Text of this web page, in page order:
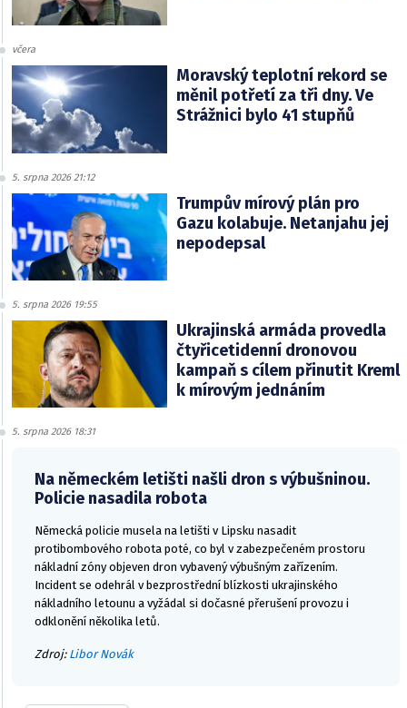
včera
Moravský teplotní rekord se
měnil potřetí za tři dny. Ve
Strážnici bylo 41 stupňů
5. srpna 2026 21:12
Trumpův mírový plán pro
Gazu kolabuje. Netanjahu jej
nepodepsal
5. srpna 2026 19:55
Ukrajinská armáda provedla
čtyřicetidenní dronovou
kampaň s cílem přinutit Kreml
k mírovým jednáním
5. srpna 2026 18:31
Na německém letišti našli dron s výbušninou.
Policie nasadila robota
Německá policie musela na letišti v Lipsku nasadit
protibombového robota poté, co byl v zabezpečeném prostoru
nákladní zóny objeven dron vybavený výbušným zařízením.
Incident se odehrál v bezprostřední blízkosti ukrajinského
nákladního letounu a vyžádal si dočasné přerušení provozu i
odklonění několika letů.
Zdroj: Libor Novák